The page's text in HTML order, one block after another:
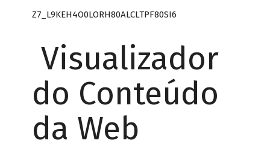
Z7_L9KEH4O0LORH80ALCLTPF80SI6
Visualizador
do Conteúdo
da Web